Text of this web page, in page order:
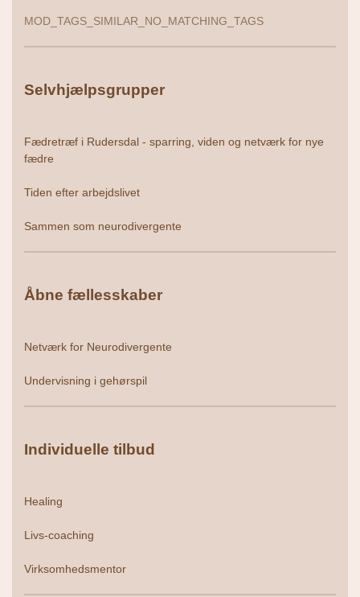
MOD_TAGS_SIMILAR_NO_MATCHING_TAGS
Selvhjælpsgrupper
Fædretræf i Rudersdal - sparring, viden og netværk for nye
fædre
Tiden efter arbejdslivet
Sammen som neurodivergente
Åbne fællesskaber
Netværk for Neurodivergente
Undervisning i gehørspil
Individuelle tilbud
Healing
Livs-coaching
Virksomhedsmentor